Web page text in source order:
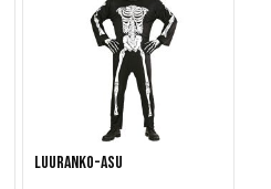
Luuranko-asu